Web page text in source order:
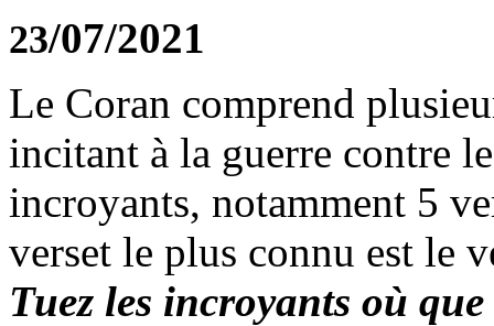
23/07/2021
Le Coran comprend
incitant à la guerre contre
incroyants, notamment 5
verset le plus connu est le
Tuez les incroyants où